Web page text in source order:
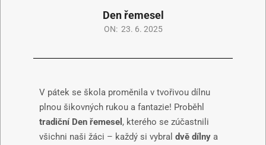
Den řemesel
ON: 23. 6. 2025
V pátek se škola proměnila v tvořivou dílnu
plnou šikovných rukou a fantazie! Proběhl
tradiční Den řemesel , kterého se zúčastnili
všichni naši žáci – každý si vybral dvě dílny a